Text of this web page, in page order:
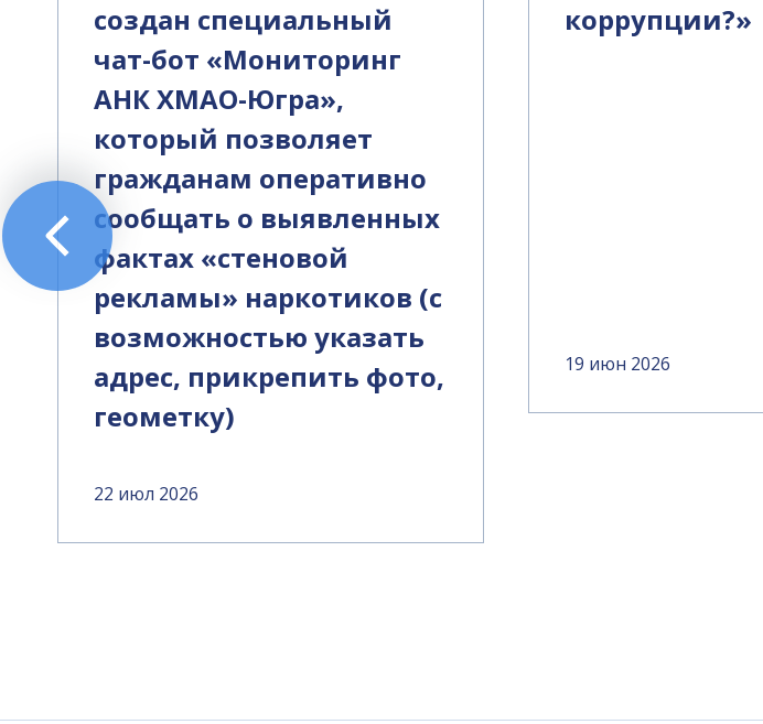
создан специальный
чат-бот «Мониторинг
АНК ХМАО-Югра»,
который позволяет
гражданам оперативно
сообщать о выявленных
фактах «стеновой
рекламы» наркотиков (с
возможностью указать
адрес, прикрепить фото,
геометку)
22 июл 2026
коррупции?»
19 июн 2026